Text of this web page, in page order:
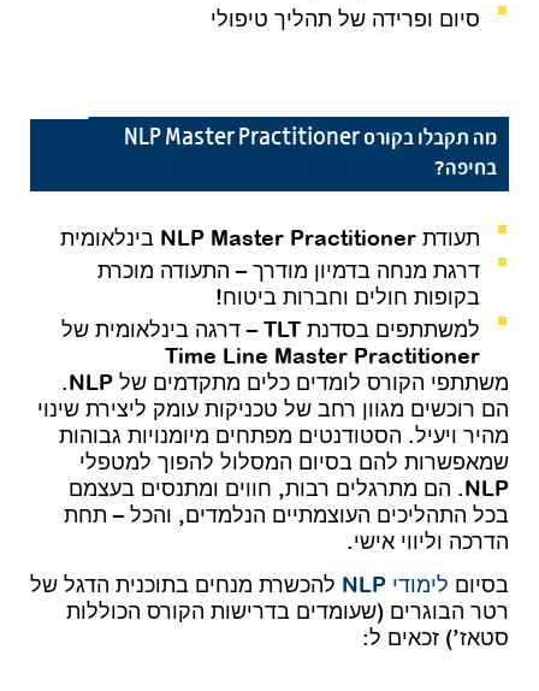
סיום ופרידה של תהליך טיפולי
מה תקבלו בקורס NLP Master Practitioner
בחיפה?
תעודת NLP Master Practitioner בינלאומית
דרגת מנחה בדמיון מודרך – התעודה מוכרת
בקופות חולים וחברות ביטוח!
למשתתפים בסדנת TLT – דרגה בינלאומית של
Time Line Master Practitioner
משתתפי הקורס לומדים כלים מתקדמים של NLP.
הם רוכשים מגוון רחב של טכניקות עומק ליצירת שינוי
מהיר ויעיל. הסטודנטים מפתחים מיומנויות גבוהות
שמאפשרות להם בסיום המסלול להפוך למטפלי
NLP. הם מתרגלים רבות, חווים ומתנסים בעצמם
בכל התהליכים העוצמתיים הנלמדים, והכל – תחת
הדרכה וליווי אישי.
בסיום לימודי NLP
להכשרת מנחים בתוכנית הדגל של
רטר הבוגרים (שעומדים בדרישות הקורס הכוללות
סטאז’) זכאים ל: